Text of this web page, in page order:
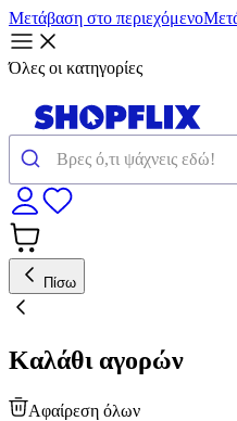
Μετάβαση στο περιεχόμενο
Όλες οι κατηγορίες
Πίσω
Καλάθι αγορών
Αφαίρεση όλων